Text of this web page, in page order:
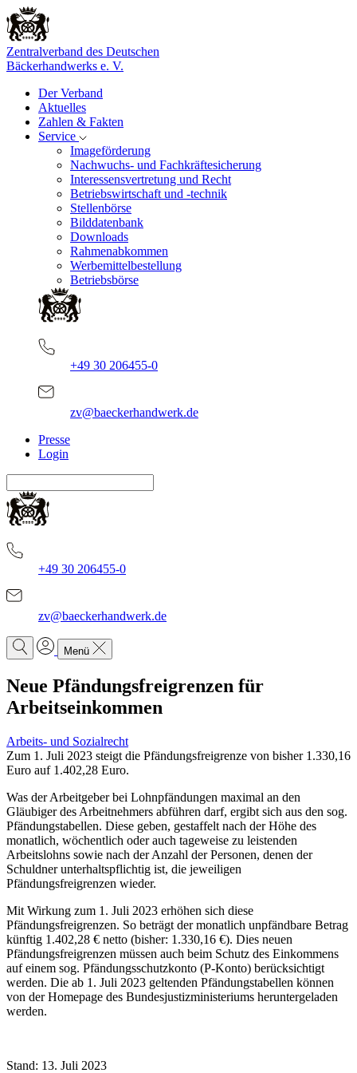
Zentralverband des Deutschen
Bäckerhandwerks e. V.
Der Verband
Aktuelles
Zahlen & Fakten
Service
Imageförderung
Nachwuchs- und Fachkräftesicherung
Interessensvertretung und Recht
Betriebswirtschaft und -technik
Stellenbörse
Bilddatenbank
Downloads
Rahmenabkommen
Werbemittelbestellung
Betriebsbörse
+49 30 206455-0
zv@baeckerhandwerk.de
Presse
Login
+49 30 206455-0
zv@baeckerhandwerk.de
Menü
Neue Pfändungsfreigrenzen für
Arbeitseinkommen
Arbeits- und Sozialrecht
Zum 1. Juli 2023 steigt die Pfändungsfreigrenze von bisher 1.330,16
Euro auf 1.402,28 Euro.
Was der Arbeitgeber bei Lohnpfändungen maximal an den
Gläubiger des Arbeitnehmers abführen darf, ergibt sich aus den sog.
Pfändungstabellen. Diese geben, gestaffelt nach der Höhe des
monatlich, wöchentlich oder auch tageweise zu leistenden
Arbeitslohns sowie nach der Anzahl der Personen, denen der
Schuldner unterhaltspflichtig ist, die jeweiligen
Pfändungsfreigrenzen wieder.
Mit Wirkung zum 1. Juli 2023 erhöhen sich diese
Pfändungsfreigrenzen. So beträgt der monatlich unpfändbare Betrag
künftig 1.402,28 € netto (bisher: 1.330,16 €). Dies neuen
Pfändungsfreigrenzen müssen auch beim Schutz des Einkommens
auf einem sog. Pfändungsschutzkonto (P-Konto) berücksichtigt
werden. Die ab 1. Juli 2023 geltenden Pfändungstabellen können
von der Homepage des Bundesjustizministeriums heruntergeladen
werden.
Stand: 13. Juli 2023